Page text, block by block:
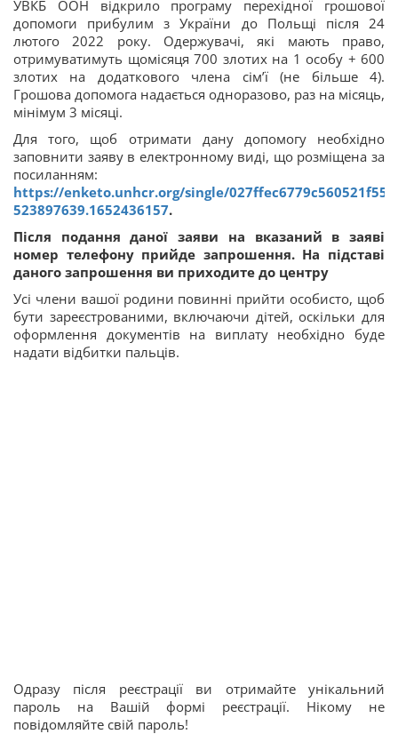
УВКБ ООН відкрило програму перехідної грошової
допомоги прибулим з України до Польщі після 24
лютого 2022 року. Одержувачі, які мають право,
отримуватимуть щомісяця 700 злотих на 1 особу + 600
злотих на додаткового члена сім’ї (не більше 4).
Грошова допомога надається одноразово, раз на місяць,
мінімум 3 місяці.
Для того, щоб отримати дану допомогу необхідно
заповнити заяву в електронному виді, що розміщена за
посиланням:
https://enketo.unhcr.org/single/
523897639.1652436157.
Після подання даної заяви на вказаний в заяві
номер телефону прийде запрошення. На підставі
даного запрошення ви приходите до центру
Усі члени вашої родини повинні прийти особисто, щоб
бути зареєстрованими, включаючи дітей, оскільки для
оформлення документів на виплату необхідно буде
надати відбитки пальців.
Одразу після реєстрації ви отримайте унікальний
пароль на Вашій формі реєстрації. Нікому не
повідомляйте свій пароль!